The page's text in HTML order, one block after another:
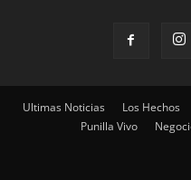
Ultimas Noticias Los Hechos
Punilla Vivo